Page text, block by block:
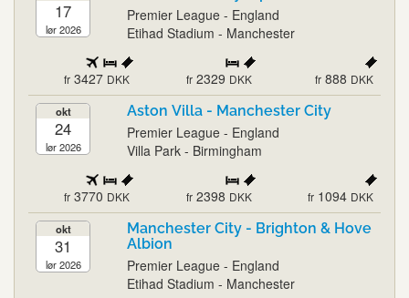
17
lør 2026
Premier League - England
Etihad Stadium - Manchester
fr 3427 DKK fr 2329 DKK fr 888 DKK
okt
24
lør 2026
Aston Villa - Manchester City
Premier League - England
Villa Park - Birmingham
fr 3770 DKK fr 2398 DKK fr 1094 DKK
okt
31
lør 2026
Manchester City - Brighton & Hove
Albion
Premier League - England
Etihad Stadium - Manchester